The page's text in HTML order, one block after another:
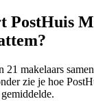
PostHuis
21 makelaars
zie je hoe